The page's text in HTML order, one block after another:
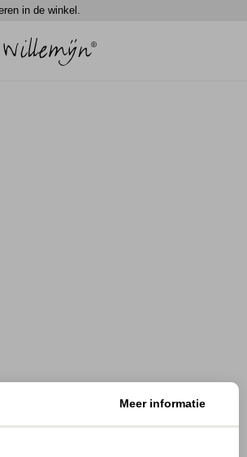
in de winkel.
Meer informatie